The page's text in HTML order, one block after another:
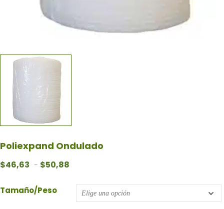
Poliexpand Ondulado
$46,63 - $50,88
Tamaño/Peso